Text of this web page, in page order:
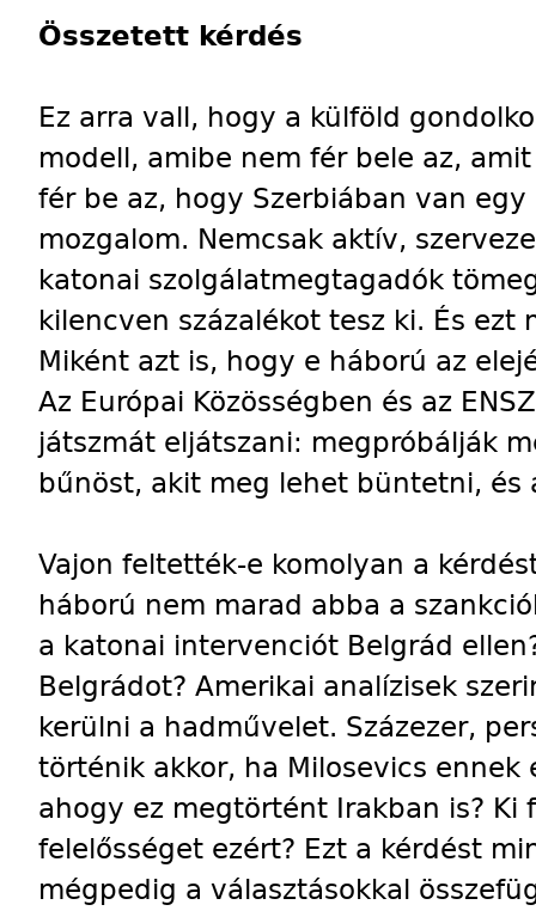
Összetett kérdés
Ez arra vall, hogy a külföld
modell, amibe nem fér bele az,
fér be az, hogy Szerbiában van
mozgalom. Nemcsak aktív,
katonai szolgálatmegtagadók
kilencven százalékot tesz ki. És
Miként azt is, hogy e háború az
Az Európai Közösségben és az
játszmát eljátszani: megpróbálják
bűnöst, akit meg lehet büntetni, és
Vajon feltették-e komolyan a
háború nem marad abba a
a katonai intervenciót Belgrád
Belgrádot? Amerikai analízisek
kerülni a hadművelet. Százezer,
történik akkor, ha Milosevics ennek
ahogy ez megtörtént Irakban is?
felelősséget ezért? Ezt a kérdést
mégpedig a választásokkal